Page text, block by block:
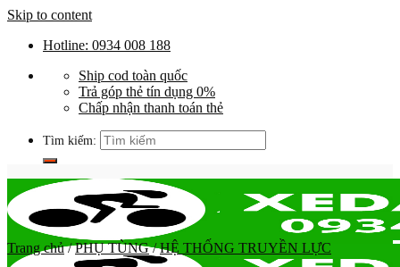
Skip to content
Hotline: 0934 008 188
Ship cod toàn quốc
Trả góp thẻ tín dụng 0%
Chấp nhận thanh toán thẻ
Tìm kiếm:
Trang chủ / PHỤ TÙNG / HỆ THỐNG TRUYỀN LỰC